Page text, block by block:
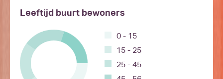
Leeftijd buurt bewoners
0 - 15
15 - 25
25 - 45